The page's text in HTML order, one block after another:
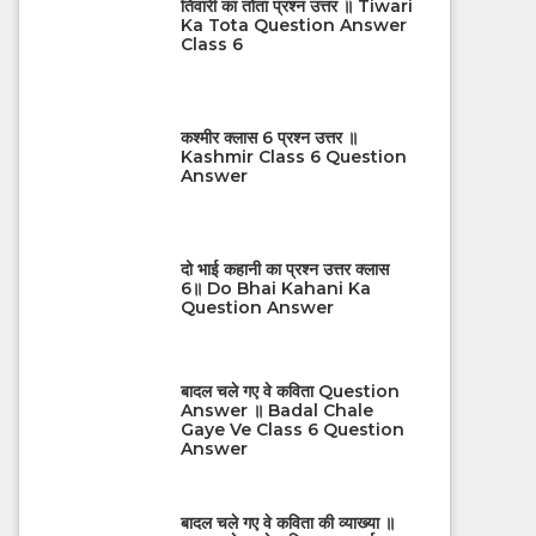
तिवारी का तोता प्रश्न उत्तर ॥ Tiwari
Ka Tota Question Answer
Class 6
कश्मीर क्लास 6 प्रश्न उत्तर ॥
Kashmir Class 6 Question
Answer
दो भाई कहानी का प्रश्न उत्तर क्लास
6॥ Do Bhai Kahani Ka
Question Answer
बादल चले गए वे कविता Question
Answer ॥ Badal Chale
Gaye Ve Class 6 Question
Answer
बादल चले गए वे कविता की व्याख्या ॥